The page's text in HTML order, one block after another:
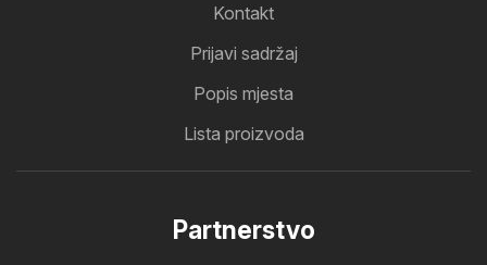
Kontakt
Prijavi sadržaj
Popis mjesta
Lista proizvoda
Partnerstvo